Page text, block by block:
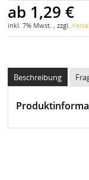
ab 1,29 €
inkl. 7% Mwst. , zzgl.
Beschreibung